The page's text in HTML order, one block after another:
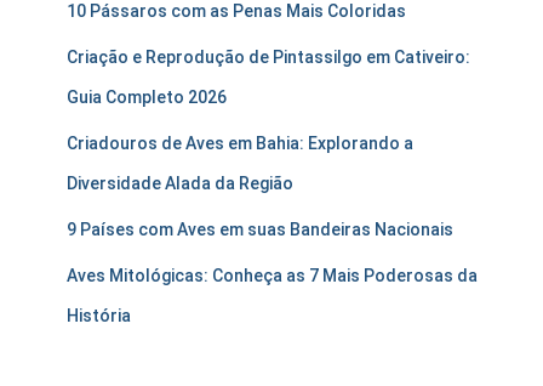
10 Pássaros com as Penas Mais Coloridas
Criação e Reprodução de Pintassilgo em Cativeiro:
Guia Completo 2026
Criadouros de Aves em Bahia: Explorando a
Diversidade Alada da Região
9 Países com Aves em suas Bandeiras Nacionais
Aves Mitológicas: Conheça as 7 Mais Poderosas da
História